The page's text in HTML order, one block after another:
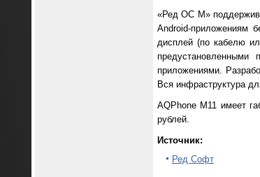
«Ред ОС М»
Android-приложениям
дисплей (по кабелю
приложениями.
Вся инфраструктура
AQPhone M11 имеет
рублей.
Источник:
Ред Софт